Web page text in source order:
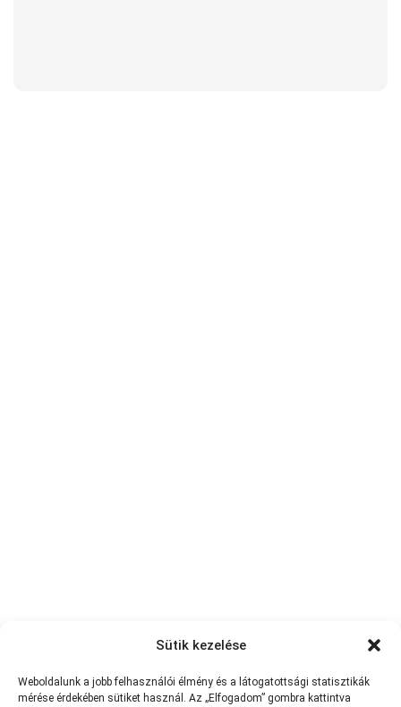
Sütik kezelése
Weboldalunk a jobb felhasználói élmény és a látogatottsági statisztikák
mérése érdekében sütiket használ. Az „Elfogadom” gombra kattintva